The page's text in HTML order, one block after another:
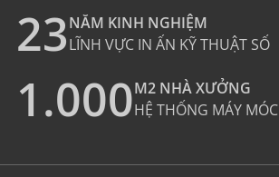
23NĂM KINH NGHIỆM
LĨNH VỰC IN ẤN KỸ THUẬT SỐ
1.000M2 NHÀ XƯỞNG
HỆ THỐNG MÁY MÓC